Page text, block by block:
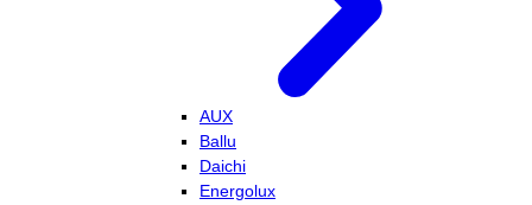
AUX
Ballu
Daichi
Energolux